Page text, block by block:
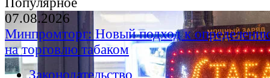
07.08.2026
Минпромторг: Новый подход к
на торговлю табаком
Законодательство